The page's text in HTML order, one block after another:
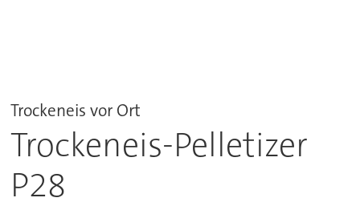
Trockeneis vor Ort
Trockeneis-Pelletizer
P28